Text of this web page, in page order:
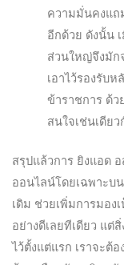
ความมั่นคงแถ
อีกด้วย ดังนั้น
ส่วนใหญ่จึงมัก
เอาไว้รองรับ
ข้าราชการ ด้
สนใจเช่นเดีย
สรุปแล้วการ ยิงแอด
ออนไลน์โดยเฉพาะบ
เดิม ช่วยเพิ่มการมอง
อย่างดีเลยทีเดียว แต่
ไว้ตั้งแต่แรก เราจะต้